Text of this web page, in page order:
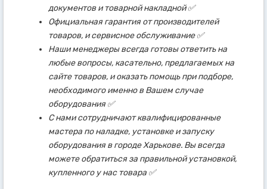
документов и товарной накладной ✅
Официальная гарантия от производителей
товаров, и сервисное обслуживание ✅
Наши менеджеры всегда готовы ответить на
любые вопросы, касательно, предлагаемых на
сайте товаров, и оказать помощь при подборе,
необходимого именно в Вашем случае
оборудования ✅
С нами сотрудничают квалифицированные
мастера по наладке, установке и запуску
оборудования в городе Харькове. Вы всегда
можете обратиться за правильной установкой,
купленного у нас товара ✅